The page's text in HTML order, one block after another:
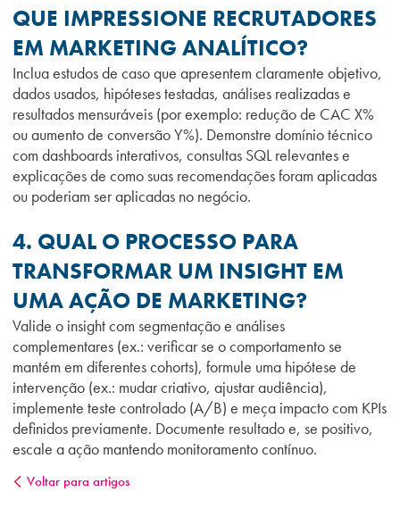
QUE IMPRESSIONE RECRUTADORES
EM MARKETING ANALÍTICO?
Inclua estudos de caso que apresentem claramente objetivo,
dados usados, hipóteses testadas, análises realizadas e
resultados mensuráveis (por exemplo: redução de CAC X%
ou aumento de conversão Y%). Demonstre domínio técnico
com dashboards interativos, consultas SQL relevantes e
explicações de como suas recomendações foram aplicadas
ou poderiam ser aplicadas no negócio.
4. QUAL O PROCESSO PARA
TRANSFORMAR UM INSIGHT EM
UMA AÇÃO DE MARKETING?
Valide o insight com segmentação e análises
complementares (ex.: verificar se o comportamento se
mantém em diferentes cohorts), formule uma hipótese de
intervenção (ex.: mudar criativo, ajustar audiência),
implemente teste controlado (A/B) e meça impacto com KPIs
definidos previamente. Documente resultado e, se positivo,
escale a ação mantendo monitoramento contínuo.
Voltar para artigos